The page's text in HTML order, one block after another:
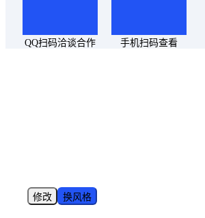
QQ扫码洽谈合作 手机扫码查看
修改 换风格